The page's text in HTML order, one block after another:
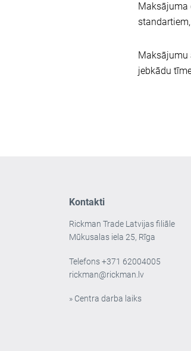
Maksājuma
Maksājumu
jebkādu
Kontakti
Rickman Trade Latvijas filiāle
Mūkusalas iela 25, Rīga
Telefons+371 62004005
rickman@rickman.lv
» Centra darba laiks